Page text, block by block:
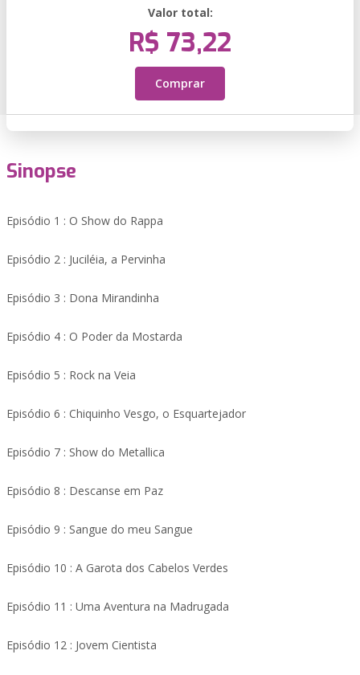
Valor total:
R$ 73,22
Comprar
Sinopse
Episódio 1 : O Show do Rappa
Episódio 2 : Juciléia, a Pervinha
Episódio 3 : Dona Mirandinha
Episódio 4 : O Poder da Mostarda
Episódio 5 : Rock na Veia
Episódio 6 : Chiquinho Vesgo, o Esquartejador
Episódio 7 : Show do Metallica
Episódio 8 : Descanse em Paz
Episódio 9 : Sangue do meu Sangue
Episódio 10 : A Garota dos Cabelos Verdes
Episódio 11 : Uma Aventura na Madrugada
Episódio 12 : Jovem Cientista